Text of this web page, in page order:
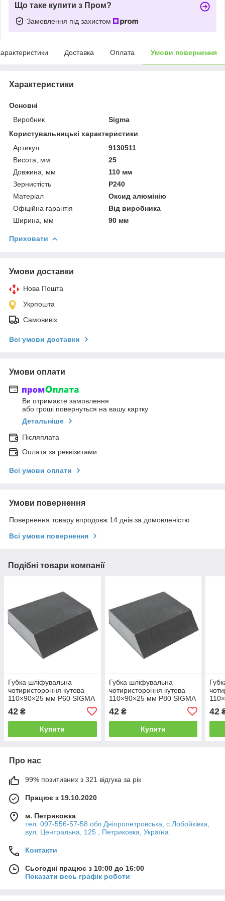
Що таке купити з Пром?
Замовлення під захистом
Доставка Оплата Умови повернення
Характеристики
Основні
Виробник
Sigma
Користувальницькі характеристики
Артикул
9130511
Висота, мм
25
Довжина, мм
110 мм
Зернистість
P240
Матеріал
Оксид алюмінію
Офіційна гарантія
Від виробника
Ширина, мм
90 мм
Приховати
Умови доставки
Нова Пошта
Укрпошта
Самовивіз
Всі умови доставки
Умови оплати
Ви отримаєте замовлення
або гроші повернуться на вашу картку
Детальніше
Післяплата
Оплата за реквізитами
Всі умови оплати
Умови повернення
Повернення товару впродовж 14 днів за домовленістю
Всі умови повернення
Подібні товари компанії
Губка шліфувальна
чотиристороння кутова
110×90×25 мм P60 SIGMA
42 ₴
Купити
Губка шліфувальна
чотиристороння кутова
110×90×25 мм P80 SIGMA
42₴
Купити
42
Про нас
99% позитивних з 321 відгука за рік
Працює з 19.10.2020
м. Петриковка
тел. 097-556-57-58 обл Дніпропетровська, с.Лобойківка,
вул. Центральна, 125 , Петриковка, Україна
Контакти
Сьогодні працює з 10:00 до 16:00
Показати весь графік роботи